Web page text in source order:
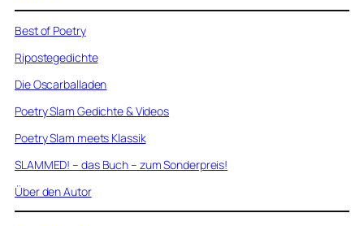
Best of Poetry
Ripostegedichte
Die Oscarballaden
Poetry Slam Gedichte & Videos
Poetry Slam meets Klassik
SLAMMED! – das Buch – zum Sonderpreis!
Über den Autor